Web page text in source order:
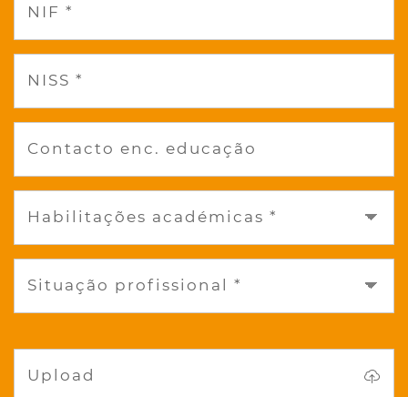
NIF *
NISS *
Contacto enc. educação
Habilitações académicas *
Situação profissional *
Upload